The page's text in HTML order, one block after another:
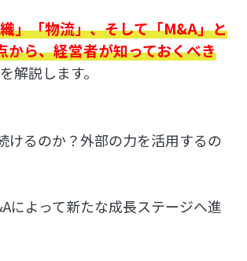
」「物流」、そして「M&A」と
から、経営者が知っておくべき
を解説します。
けるのか？外部の力を活用するの
によって新たな成長ステージへ進